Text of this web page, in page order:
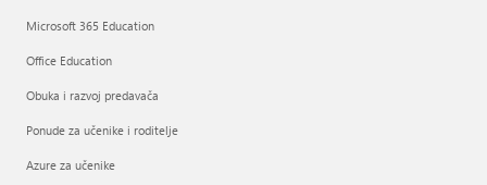
Microsoft 365 Education
Office Education
Obuka i razvoj predavača
Ponude za učenike i roditelje
Azure za učenike